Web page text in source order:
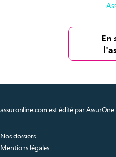
En
assuronline.com est édité par
Nos dossiers
Mentions légales